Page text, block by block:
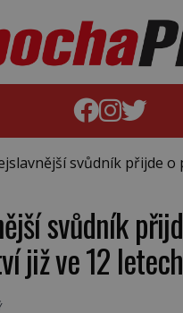
svůdník přijde o
svůdník
již ve 12